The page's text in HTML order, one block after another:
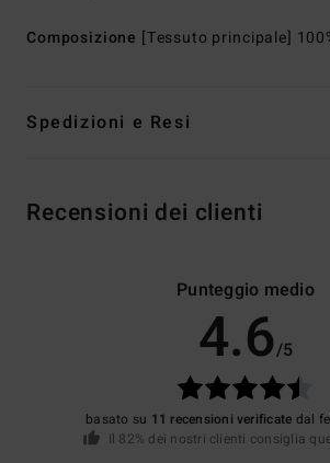
Composizione [Tessuto principale]
Spedizioni e Resi
Recensioni dei clienti
Punteggio medio
4.6/5
basato su 11 recensioni verificate dal
Il 82% dei nostri clienti consiglia